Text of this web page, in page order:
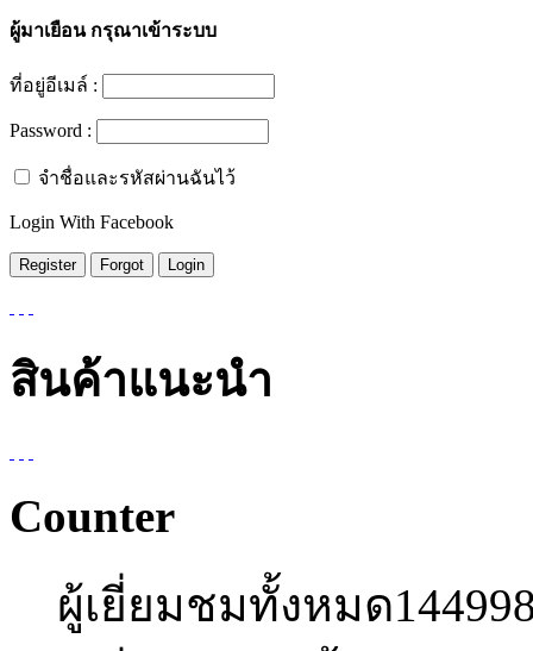
ผู้มาเยือนกรุณาเข้าระบบ
ที่อยู่อีเมล์ :
Password :
จำชื่อและรหัสผ่านฉันไว้
Login With Facebook
สินค้าแนะนำ
Counter
ผู้เยี่ยมชมทั้งหมด